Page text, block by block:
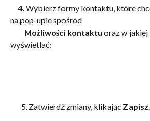
na pop-upie spośród
Możliwości kontaktu oraz w jakiej
wyświetlać:
       5. Zatwierdź zmiany, klikając
Zapisz.